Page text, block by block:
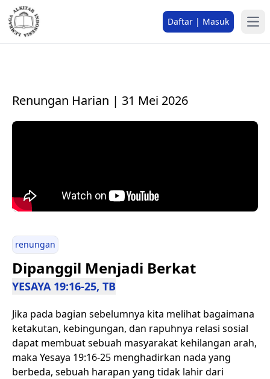
Daftar | Masuk
Renungan Harian | 31 Mei 2026
renungan
Dipanggil Menjadi Berkat
YESAYA 19:16-25, TB
Jika pada bagian sebelumnya kita melihat bagaimana
ketakutan, kebingungan, dan rapuhnya relasi sosial
dapat membuat sebuah masyarakat kehilangan arah,
maka Yesaya 19:16-25 menghadirkan nada yang
berbeda, sebuah harapan yang tidak lahir dari